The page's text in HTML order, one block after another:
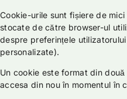
Cookie-urile sunt fișiere de
stocate de către browser-ul
despre preferințele
personalizate).
Un cookie este format din
accesa din nou în momentul în